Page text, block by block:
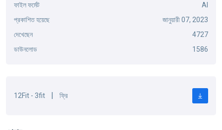
ফাইল ফর্মেট
AI
প্রকাশিত হয়েছে
জানুয়ারী 07, 2023
দেখেছেন
4727
ডাউনলোড
1586
12Fit - 3fit | ফ্রি